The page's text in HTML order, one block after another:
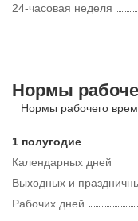
24-часовая неделя
Нормы
Нормы рабочего
1 полугодие
Календарных дней
Рабочих дней
Выходных и